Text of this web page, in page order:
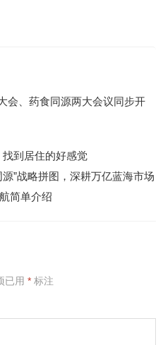
会、药食同源两大会议同步开
找到居住的好感觉
”战略拼图，深耕万亿蓝海市场
简单介绍
已用 * 标注